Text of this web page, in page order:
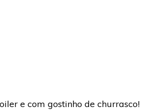
e com gostinho de churrasco!